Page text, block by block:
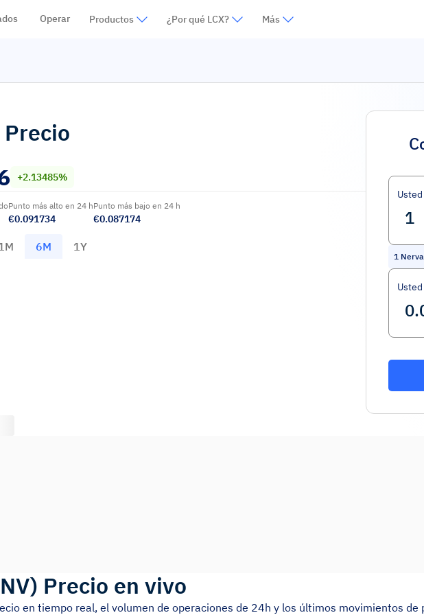
Operar Productos ¿Por qué LCX? Más
Precio
+2.13485%
Punto más alto en 24 h
€0.091734
Punto más bajo en 24 h
€0.087174
6M 1Y
1 Nerva
) Precio en vivo
en tiempo real, el volumen de operaciones de 24h y los últimos movimientos de